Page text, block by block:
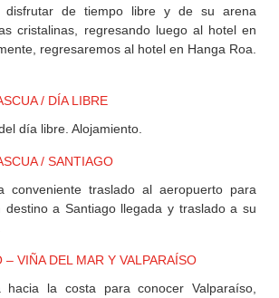
disfrutar de tiempo libre y de su arena
cristalinas, regresando luego al hotel en
regresaremos al hotel en Hanga Roa.
/ DÍA LIBRE
día libre. Alojamiento.
/ SANTIAGO
conveniente traslado al aeropuerto para
a Santiago llegada y traslado a su
– VIÑA DEL MAR Y VALPARAÍSO
hacia la costa para conocer Valparaíso,